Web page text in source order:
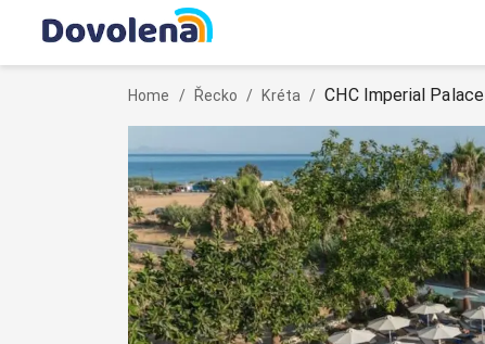
Home / Řecko / Kréta / CHC Imperial Palace